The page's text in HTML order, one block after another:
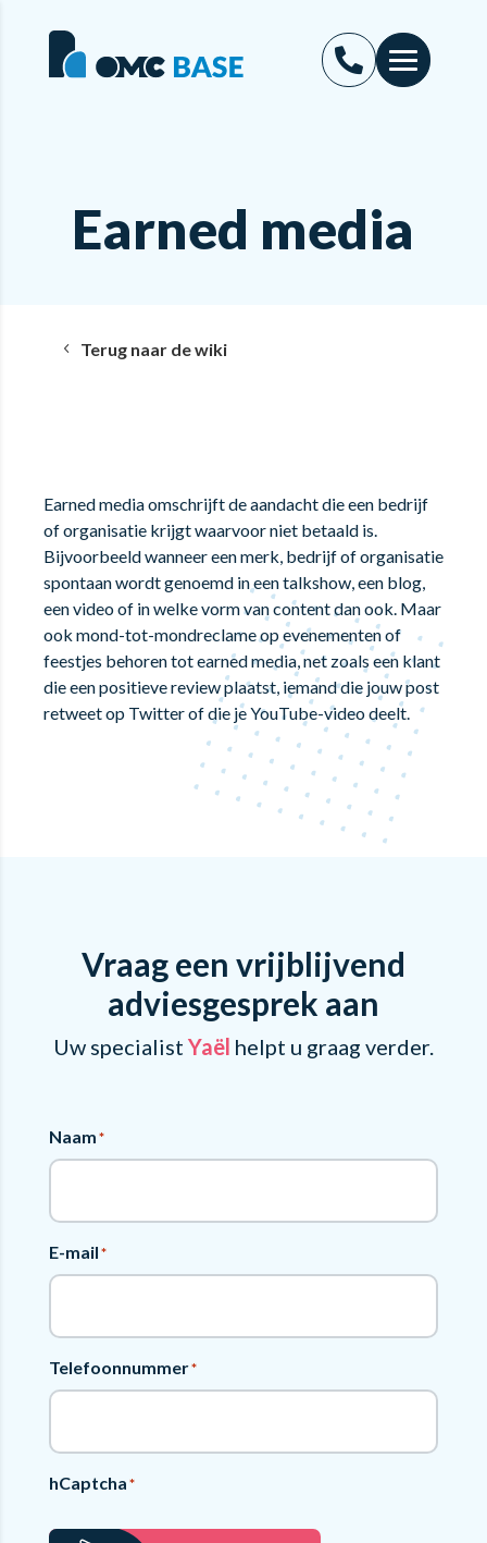
Earned media
Terug naar de wiki
Earned media omschrijft de aandacht die een bedrijf
of organisatie krijgt waarvoor niet betaald is.
Bijvoorbeeld wanneer een merk, bedrijf of organisatie
spontaan wordt genoemd in een talkshow, een blog,
een video of in welke vorm van content dan ook. Maar
ook mond-tot-mondreclame op evenementen of
feestjes behoren tot earned media, net zoals een klant
die een positieve review plaatst, iemand die jouw post
retweet op Twitter of die je YouTube-video deelt.
Vraag een vrijblijvend
adviesgesprek aan
Uw specialist Yaël helpt u graag verder.
Naam*
E-mail*
Telefoonnummer*
hCaptcha*